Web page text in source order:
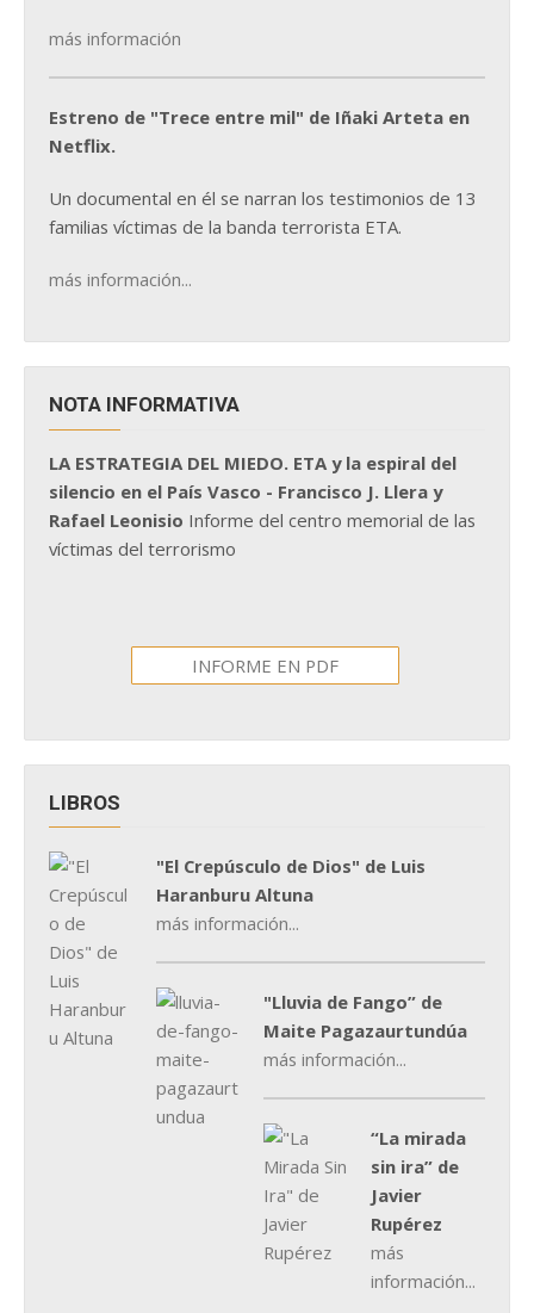
más información
Estreno de "Trece entre mil" de Iñaki Arteta en
Netflix.
Un documental en él se narran los testimonios de 13
familias víctimas de la banda terrorista ETA.
más información...
NOTA INFORMATIVA
LA ESTRATEGIA DEL MIEDO. ETA y la espiral del
silencio en el País Vasco - Francisco J. Llera y
Rafael Leonisio Informe del centro memorial de las
víctimas del terrorismo
INFORME EN PDF
LIBROS
"El Crepúsculo de Dios" de Luis
Haranburu Altuna
más información...
"Lluvia de Fango” de
Maite Pagazaurtundúa
más información...
“La mirada
sin ira” de
Javier
Rupérez
más
información...